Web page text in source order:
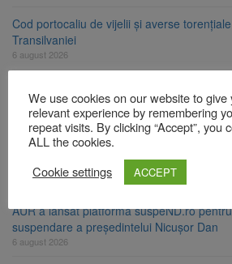
Cod portocaliu de vijelii și averse
Transilvaniei
6 august 2026
ori în câteva zile
6 august 2026
Urmele atelajului i-au condus pe polițiști la
pădure la Ormeniș
6 august 2026
AUR a lansat platforma suspeND.ro
suspendare a președintelui Nicușor Dan
6 august 2026
We use cookies on our website to give
relevant experience by remembering
repeat visits. By clicking “Accept”, you
ALL the cookies.
Cookie settings
ACCEPT